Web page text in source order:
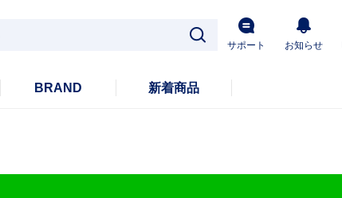
サポート お知らせ
BRAND 新着商品